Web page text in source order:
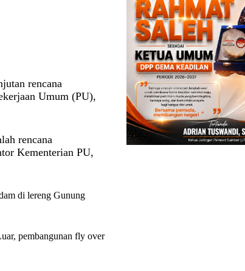
rencana
Umum (PU),
rencana
Kementerian PU,
di lereng Gunung
pembangunan fly over